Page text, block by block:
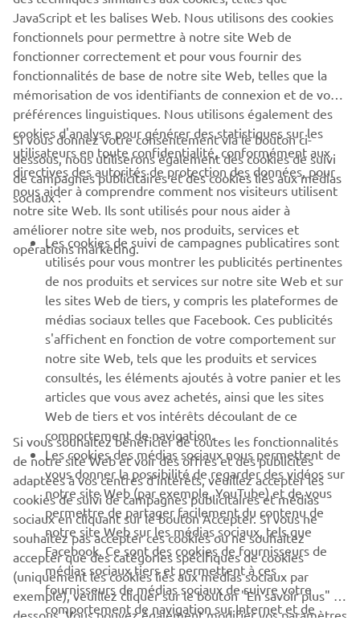
CONCESSIONNAIRE YAMAHA
TROUVER UN CONCESSIONNAIRE
CORPORATE
PROS & B2B
PLUS YAMAHA
SUPPORT
NEWSLETTER
Découvrez en exclusivité les dernières offres, les événements
spéciaux, les nouveautés et bien plus encore
S'ABONNER
Lisez notre politique de confidentialité pour savoir comment
nous traitons vos données personnelles : Politique de
Confidentialité
France (French)
JavaScript et les balises Web. Nous utilisons des cookies
fonctionnels pour permettre à notre site Web de
fonctionner correctement et pour vous fournir des
fonctionnalités de base de notre site Web, telles que la
mémorisation de vos identifiants de connexion et de vos
préférences linguistiques. Nous utilisons également des
cookies d'analyse pour générer des statistiques sur les
utilisateurs en toute confidentialité, conformément aux
directives des autorités de protection des données, pour
nous aider à comprendre comment nos visiteurs utilisent
notre site Web. Ils sont utilisés pour nous aider à
améliorer notre site web, nos produits, services et
opérations marketing.
Si vous donnez votre consentement via le bouton ci-
dessous, nous utiliserons également des cookies de suivi
de campagnes publicitaires et des cookies liés aux médias
sociaux :
Les cookies de suivi de campagnes publicatires sont
utilisés pour vous montrer les publicités pertinentes
de nos produits et services sur notre site Web et sur
les sites Web de tiers, y compris les plateformes de
médias sociaux telles que Facebook. Ces publicités
s'affichent en fonction de votre comportement sur
notre site Web, tels que les produits et services
consultés, les éléments ajoutés à votre panier et les
articles que vous avez achetés, ainsi que les sites
Web de tiers et vos intérêts découlant de ce
comportement de navigation.
Les cookies des médias sociaux nous permettent de
vous donner la possibilité de regarder des vidéos sur
notre site Web (par exemple, YouTube) et de vous
permettre de partager facilement du contenu de
notre site Web sur les médias sociaux, tels que
Facebook. Ce sont des cookies de fournisseurs de
médias sociaux tiers et permettent à ces
fournisseurs de médias sociaux de suivre votre
comportement de navigation sur Internet et de
Si vous souhaitez bénéficier de toutes les fonctionnalités
de notre site Web et voir des offres et des publicités
adaptées à vos centres d'intérêts, veuillez accepter les
cookies de suivi de campagnes publicitaires et médias
sociaux en cliquant sur le bouton Accepter. Si vous ne
souhaitez pas accepter ces cookies ou ne souhaitez
accepter que des catégories spécifiques de cookies
(uniquement les cookies liés aux médias sociaux par
exemple), veuillez cliquer sur le bouton "En savoir plus" ci-
dessous. Vous pouvez également modifier vos paramètres